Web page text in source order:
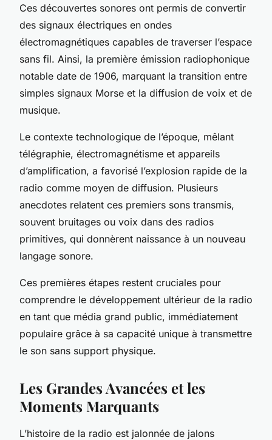
Ces découvertes sonores ont permis de convertir
des signaux électriques en ondes
électromagnétiques capables de traverser l’espace
sans fil. Ainsi, la première émission radiophonique
notable date de 1906, marquant la transition entre
simples signaux Morse et la diffusion de voix et de
musique.
Le contexte technologique de l’époque, mêlant
télégraphie, électromagnétisme et appareils
d’amplification, a favorisé l’explosion rapide de la
radio comme moyen de diffusion. Plusieurs
anecdotes relatent ces premiers sons transmis,
souvent bruitages ou voix dans des radios
primitives, qui donnèrent naissance à un nouveau
langage sonore.
Ces premières étapes restent cruciales pour
comprendre le développement ultérieur de la radio
en tant que média grand public, immédiatement
populaire grâce à sa capacité unique à transmettre
le son sans support physique.
Les Grandes Avancées et les
Moments Marquants
L’histoire de la radio est jalonnée de jalons